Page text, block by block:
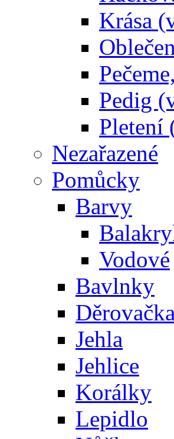
Krása
Pedig
Pletení
Nezařazené
Pomůcky
Barvy
Vodové
Bavlnky
Děrovačka
Jehla
Jehlice
Korálky
Lepidlo